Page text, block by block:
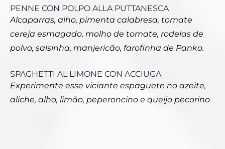
PENNE CON POLPO ALLA PUTTANESCA
Alcaparras, alho, pimenta calabresa, tomate
cereja esmagado, molho de tomate, rodelas de
polvo, salsinha, manjericão, farofinha de Panko.
SPAGHETTI AL LIMONE CON ACCIUGA
Experimente esse viciante espaguete no azeite,
aliche, alho, limão, peperoncino e queijo pecorino